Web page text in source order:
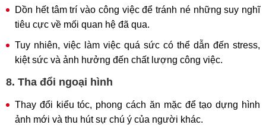
Dồn hết tâm trí vào công việc để tránh né những suy nghĩ
tiêu cực về mối quan hệ đã qua.
Tuy nhiên, việc làm việc quá sức có thể dẫn đến stress,
kiệt sức và ảnh hưởng đến chất lượng công việc.
8. Tha đổi ngoại hình
Thay đổi kiểu tóc, phong cách ăn mặc để tạo dựng hình
ảnh mới và thu hút sự chú ý của người khác.